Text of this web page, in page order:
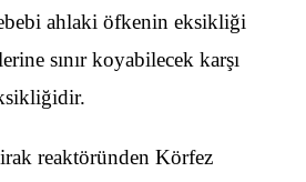
ahlaki öfkenin eksikliği
sınır koyabilecek karşı
reaktöründen Körfez